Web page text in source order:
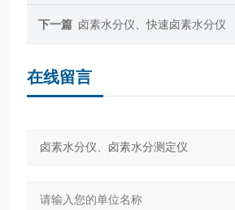
下一篇 卤素水分仪、快速卤素水分仪
在线留言